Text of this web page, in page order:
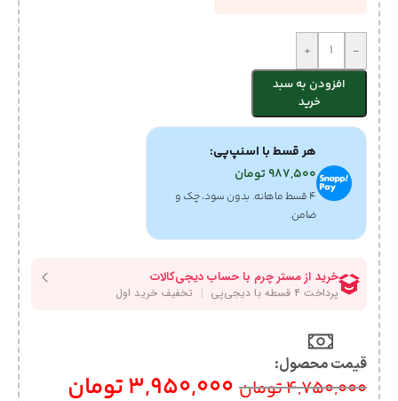
-
+
افزودن به سبد
خرید
هر قسط با اسنپ‌پی:
987,500تومان
۴ قسط ماهانه. بدون سود، چک و
ضامن.
قیمت محصول:​
4,750,000تومان 3,950,000تومان